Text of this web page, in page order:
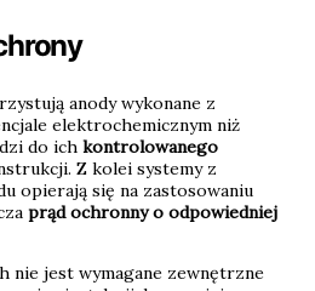
anody wykonane z
elektrochemicznym niż
do ich kontrolowanego
Z kolei systemy z
opierają się na zastosowaniu
prąd ochronny o odpowiedniej
nie jest wymagane zewnętrzne